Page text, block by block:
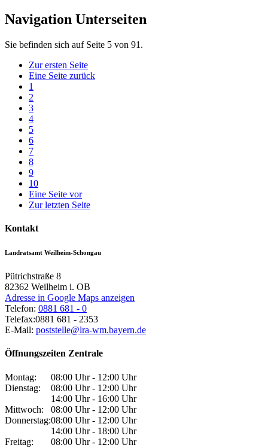
Navigation Unterseiten
Sie befinden sich auf Seite 5 von 91.
Zur ersten Seite
Eine Seite zurück
1
2
3
4
5
6
7
8
9
10
Eine Seite vor
Zur letzten Seite
Kontakt
Landratsamt Weilheim-Schongau
Pütrichstraße 8
82362 Weilheim i. OB
Adresse in Google Maps anzeigen
Telefon: 0881 681 - 0
Telefax:0881 681 - 2353
E-Mail: poststelle@lra-wm.bayern.de
Öffnungszeiten Zentrale
Montag:
08:00 Uhr - 12:00 Uhr
Dienstag:
08:00 Uhr - 12:00 Uhr
14:00 Uhr - 16:00 Uhr
Mittwoch:
08:00 Uhr - 12:00 Uhr
Donnerstag:08:00 Uhr - 12:00 Uhr
14:00 Uhr - 18:00 Uhr
Freitag:
08:00 Uhr - 12:00 Uhr